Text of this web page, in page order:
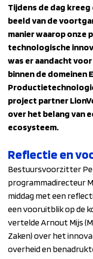
Tijdens de dag
beeld van de
manier waarop onze
technologische
was er aandacht
binnen de domeinen
project partner
over het belang van
ecosysteem.
Reflectie en
Bestuursvoorzitter
programmadirecteur
middag met een
een vooruitblik op de
vertelde Arnout Mijs
Zaken) over het
overheid en